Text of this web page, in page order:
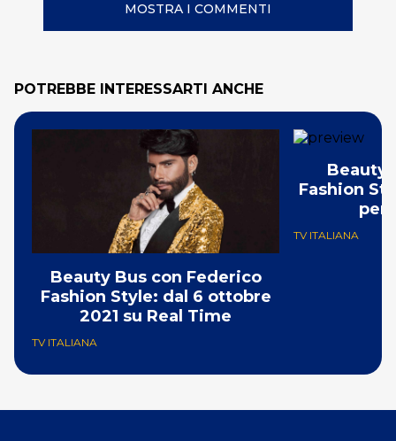
MOSTRA I COMMENTI
POTREBBE INTERESSARTI ANCHE
Beauty Bus con Federico
Fashion Style: dal 6 ottobre
2021 su Real Time
TV ITALIANA
Beauty
Fashion
per
TV ITALIANA